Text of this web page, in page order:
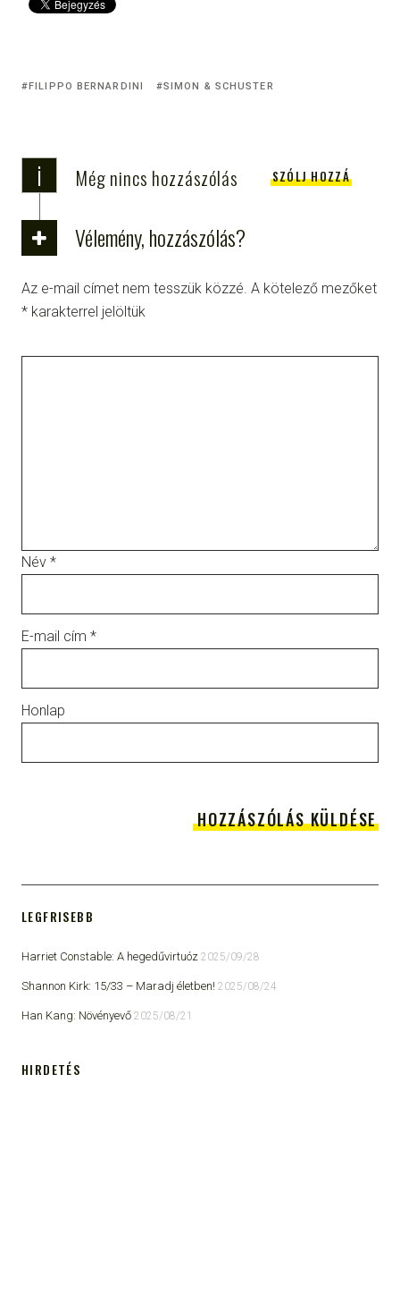
FILIPPO BERNARDINI SIMON & SCHUSTER
i Még nincs hozzászólás SZÓLJ HOZZÁ
Vélemény, hozzászólás?
Az e-mail címet nem tesszük közzé. A kötelező mezőket
* karakterrel jelöltük
Név *
E-mail cím *
Honlap
LEGFRISEBB
Harriet Constable: A hegedűvirtuóz 2025/09/28
Shannon Kirk: 15/33 ​– Maradj életben! 2025/08/24
Han Kang: Növényevő 2025/08/21
HIRDETÉS